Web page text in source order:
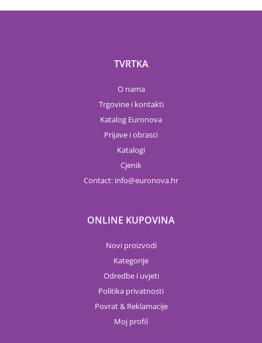
TVRTKA
O nama
Trgovine i kontakti
Katalog Euronova
Prijave i obrasci
Katalogi
Cjenik
Contact: info euronova.hr
ONLINE KUPOVINA
Novi proizvodi
Kategorije
Odredbe i uvjeti
Politika privatnosti
Povrat & Reklamacije
Moj profil